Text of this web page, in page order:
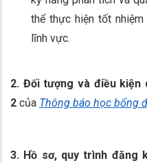
thể thực hiện tốt
lĩnh vực.
2. Đối tượng và điều kiện
2 của Thông báo học bổng
3. Hồ sơ, quy trình đăng